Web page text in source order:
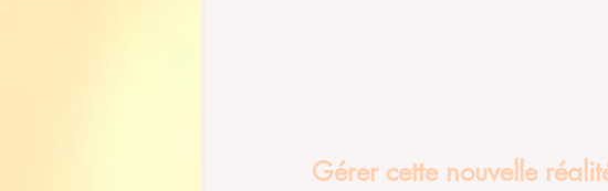
Gérer cette nouvelle